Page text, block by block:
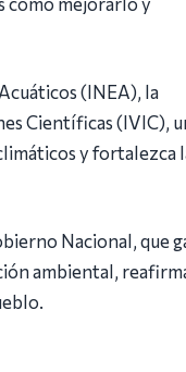
(INEA), la
Científicas (IVIC),
y fortalezca
Nacional, que
ambiental,